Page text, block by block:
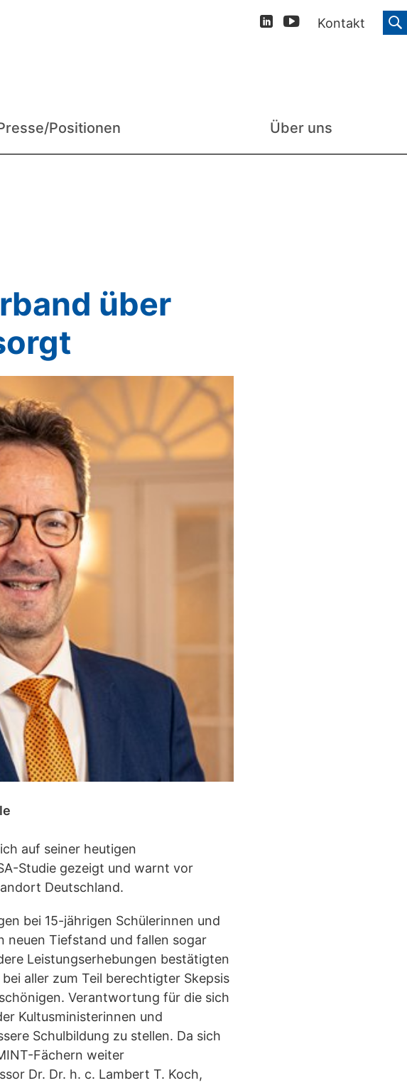
Kontakt
Positionen Über uns
über
auf seiner heutigen
Studie gezeigt und warnt vor
Deutschland.
bei 15-jährigen Schülerinnen und
neuen Tiefstand und fallen sogar
Leistungserhebungen bestätigten
aller zum Teil berechtigter Skepsis
Verantwortung für die sich
Kultusministerinnen und
Schulbildung zu stellen. Da sich
Fächern weiter
Dr. Dr. h. c. Lambert T. Koch,